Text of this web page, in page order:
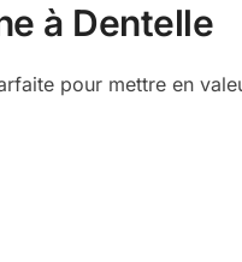
à Dentelle
pour mettre en